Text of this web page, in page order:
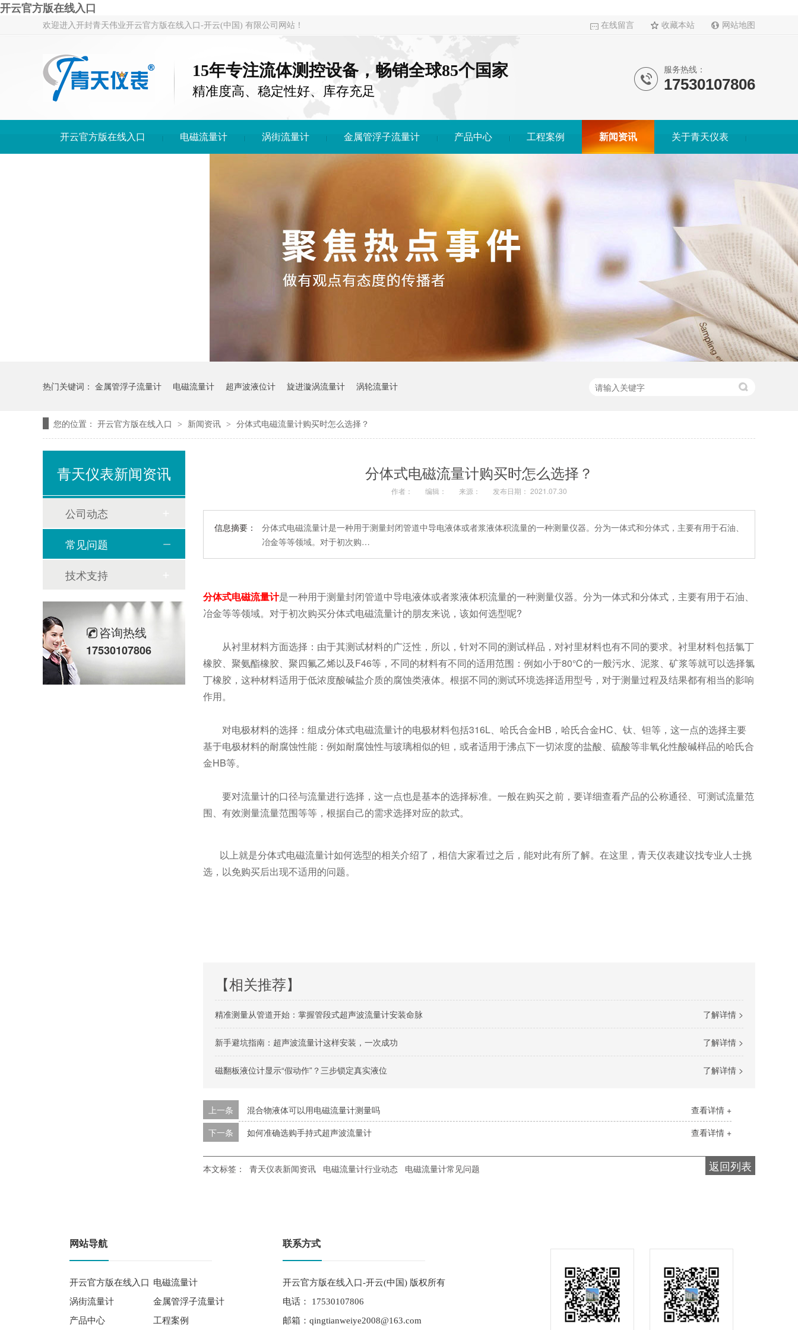
开云官方版在线入口
在线留言 收藏本站 网站地图
欢迎进入开封青天伟业开云官方版在线入口-开云(中国) 有限公司网站！
15年专注流体测控设备，畅销全球85个国家
精准度高、稳定性好、库存充足
服务热线：
17530107806
开云官方版在线入口 电磁流量计 涡街流量计 金属管浮子流量计 产品中心 工程案例 新闻资讯 关于青天仪表
热门关键词： 金属管浮子流量计 电磁流量计 超声波液位计 旋进漩涡流量计 涡轮流量计
您的位置： 开云官方版在线入口 > 新闻资讯 > 分体式电磁流量计购买时怎么选择？
分体式电磁流量计购买时怎么选择？
作者： 编辑： 来源： 发布日期： 2021.07.30
信息摘要：
分体式电磁流量计是一种用于测量封闭管道中导电液体或者浆液体积流量的一种测量仪器。分为一体式和分体式，主要有用于石油、
冶金等等领域。对于初次购…
分体式电磁流量计是一种用于测量封闭管道中导电液体或者浆液体积流量的一种测量仪器。分为一体式和分体式，主要有用于石油、
冶金等等领域。对于初次购买分体式电磁流量计的朋友来说，该如何选型呢?
从衬里材料方面选择：由于其测试材料的广泛性，所以，针对不同的测试样品，对衬里材料也有不同的要求。衬里材料包括氯丁
橡胶、聚氨酯橡胶、聚四氟乙烯以及F46等，不同的材料有不同的适用范围：例如小于80℃的一般污水、泥浆、矿浆等就可以选择氯
丁橡胶，这种材料适用于低浓度酸碱盐介质的腐蚀类液体。根据不同的测试环境选择适用型号，对于测量过程及结果都有相当的影响
作用。
对电极材料的选择：组成分体式电磁流量计的电极材料包括316L、哈氏合金HB，哈氏合金HC、钛、钽等，这一点的选择主要
基于电极材料的耐腐蚀性能：例如耐腐蚀性与玻璃相似的钽，或者适用于沸点下一切浓度的盐酸、硫酸等非氧化性酸碱样品的哈氏合
金HB等。
要对流量计的口径与流量进行选择，这一点也是基本的选择标准。一般在购买之前，要详细查看产品的公称通径、可测试流量范
围、有效测量流量范围等等，根据自己的需求选择对应的款式。
以上就是分体式电磁流量计如何选型的相关介绍了，相信大家看过之后，能对此有所了解。在这里，青天仪表建议找专业人士挑
选，以免购买后出现不适用的问题。
【相关推荐】
了解详情 >
精准测量从管道开始：掌握管段式超声波流量计安装命脉
了解详情 >
新手避坑指南：超声波流量计这样安装，一次成功
了解详情 >
磁翻板液位计显示“假动作”？三步锁定真实液位
查看详情 +
上一条
混合物液体可以用电磁流量计测量吗
查看详情 +
下一条 如何准确选购手持式超声波流量计
返回列表
本文标签： 青天仪表新闻资讯 电磁流量计行业动态 电磁流量计常见问题
青天仪表新闻资讯
公司动态
常见问题
技术支持
咨询热线
17530107806
网站导航
开云官方版在线入口 电磁流量计
涡街流量计
金属管浮子流量计
产品中心
工程案例
联系方式
开云官方版在线入口-开云(中国) 版权所有
电话： 17530107806
邮箱：qingtianweiye2008@163.com